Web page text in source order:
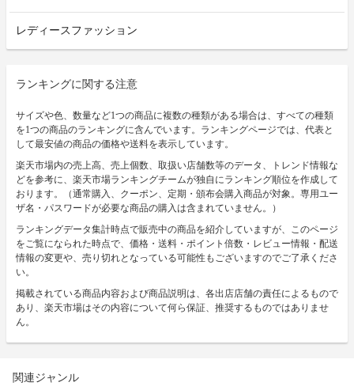
レディースファッション
ランキングに関する注意
サイズや色、数量など1つの商品に複数の種類がある場合は、すべての種類
を1つの商品のランキングに含んでいます。ランキングページでは、代表と
して最安値の商品の価格や送料を表示しています。
楽天市場内の売上高、売上個数、取扱い店舗数等のデータ、トレンド情報な
どを参考に、楽天市場ランキングチームが独自にランキング順位を作成して
おります。（通常購入、クーポン、定期・頒布会購入商品が対象。専用ユー
ザ名・パスワードが必要な商品の購入は含まれていません。）
ランキングデータ集計時点で販売中の商品を紹介していますが、このページ
をご覧になられた時点で、価格・送料・ポイント倍数・レビュー情報・配送
情報の変更や、売り切れとなっている可能性もございますのでご了承くださ
い。
掲載されている商品内容および商品説明は、各出店店舗の責任によるもので
あり、楽天市場はその内容について何ら保証、推奨するものではありませ
ん。
関連ジャンル